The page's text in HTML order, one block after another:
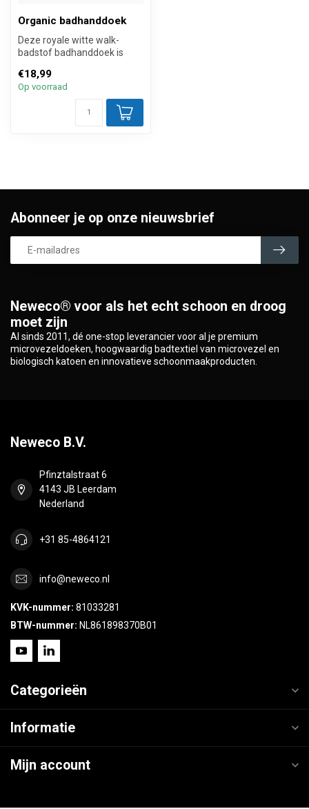
Organic badhanddoek
Deze royale witte walk-
badstof badhanddoek is
100% b...
€18,99
Op voorraad
Neweco® voor als het echt schoon en droog
moet zijn
Al sinds 2011, dé one-stop leverancier voor al je premium
microvezeldoeken, hoogwaardig badtextiel van microvezel en
biologisch katoen en innovatieve schoonmaakproducten.
Abonneer je op onze nieuwsbrief
Neweco B.V.
Pfinztalstraat 6
4143 JB Leerdam
Nederland
+31 85-4864121
info@neweco.nl
KVK-nummer: 81033281
BTW-nummer: NL861898370B01
Categorieën
Informatie
Mijn account